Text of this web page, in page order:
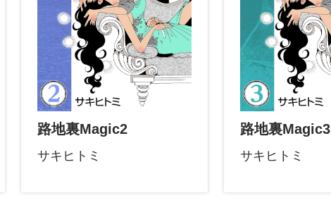
路地裏Magic2
サキヒトミ
路地裏Magic3
サキヒトミ